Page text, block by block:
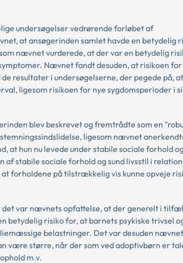
undersøgelser vedrørende forløbet af
at ansøgerinden samlet havde en betydelig
nævnet vurderede, at der var en betydelig
Nævnet fandt desuden, at risikoen for
resultater i undersøgelserne, der pegede på, at
ligesom risikoen for nye sygdomsperioder i
blev beskrevet og fremtrådte som en
ligesom nævnet
at hun nu levede under stabile sociale forhold
stabile sociale forhold og sund livsstil i
forholdene på tilstrækkelig vis kunne opveje
var nævnets opfattelse, at der generelt i
betydelig risiko for, at barnets psykiske trivsel
belastninger. Det var desuden
være større, når der som ved adoptivbørn er
m.v.